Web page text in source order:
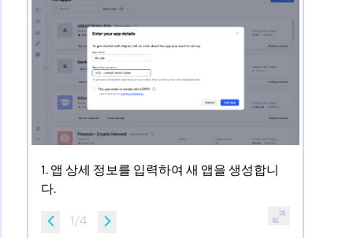
1. 앱 상세 정보를 입력하여 새 앱을 생성합니
다.
1/4